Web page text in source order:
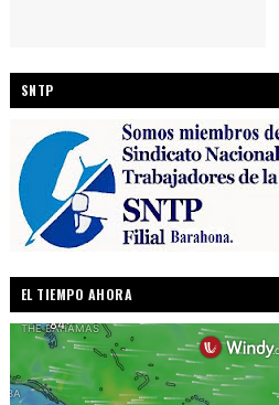
SNTP
EL TIEMPO AHORA